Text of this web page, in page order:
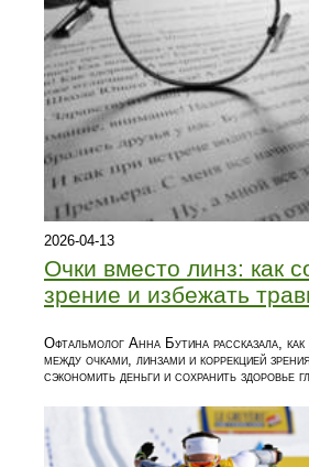
2026-04-13
Очки вместо линз: как
зрение и избежать
Офтальмолог Анна Бутина рассказала, как
между очками, линзами и коррекцией
сэкономить деньги и сохранить здоровье